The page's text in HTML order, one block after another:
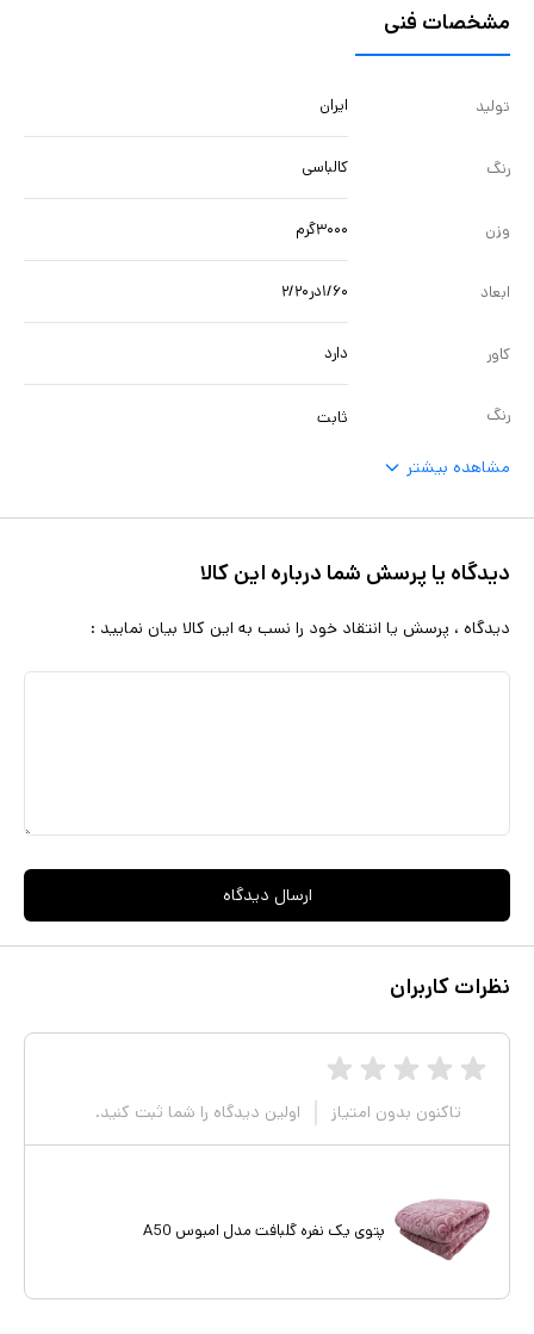
مشخصات فنی
تولید ایران
رنگ کالباسی
وزن ۳۰۰۰گرم
ابعاد ۱/۶۰در۲/۲۰
کاور دارد
رنگ ثابت
مشاهده بیشتر
دیدگاه یا پرسش شما درباره این کالا
دیدگاه ، پرسش یا انتقاد خود را نسب به این کالا بیان نمایید :
ارسال دیدگاه
نظرات کاربران
تاکنون بدون امتیاز اولین دیدگاه را شما ثبت کنید.
پتوی یک نفره گلبافت مدل امبوس A50